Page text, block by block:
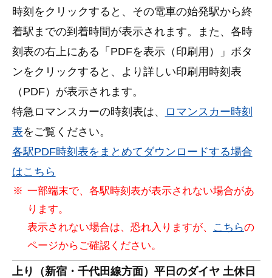
時刻をクリックすると、その電車の始発駅から終
着駅までの到着時間が表示されます。また、各時
刻表の右上にある「PDFを表⽰（印刷⽤）」ボタ
ンをクリックすると、より詳しい印刷用時刻表
（PDF）が表示されます。
特急ロマンスカーの時刻表は、
ロマンスカー時刻
表をご覧ください。
各駅PDF時刻表をまとめてダウンロードする場合
はこちら
一部端末で、各駅時刻表が表示されない場合があ
ります。
表示されない場合は、恐れ入りますが、
こちらの
ページからご確認ください。